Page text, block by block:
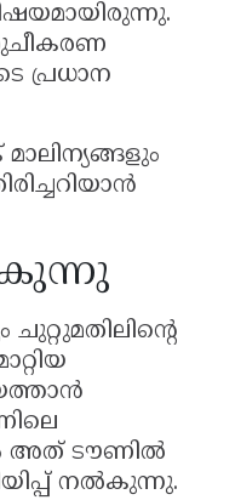
പ്രധാന
അത് ടൗണിൽ
നൽകുന്നു.